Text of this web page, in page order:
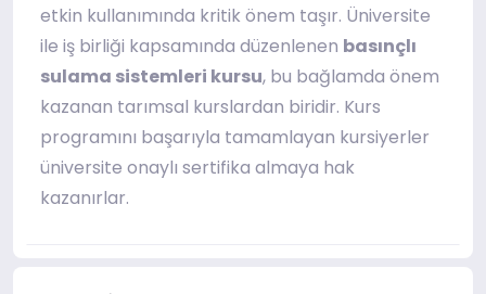
etkin kullanımında kritik önem taşır. Üniversite
ile iş birliği kapsamında düzenlenen basınçlı
sulama sistemleri kursu, bu bağlamda önem
kazanan tarımsal kurslardan biridir. Kurs
programını başarıyla tamamlayan kursiyerler
üniversite onaylı sertifika almaya hak
kazanırlar.